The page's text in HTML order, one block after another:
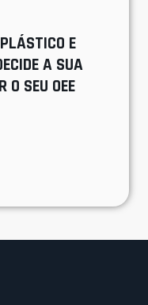
E
A SUA
O SEU OEE